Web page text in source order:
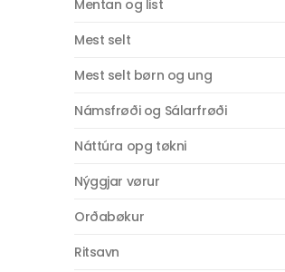
Mentan og list
Mest selt
Mest selt børn og ung
Námsfrøði og Sálarfrøði
Náttúra opg tøkni
Nýggjar vørur
Orðabøkur
Ritsavn